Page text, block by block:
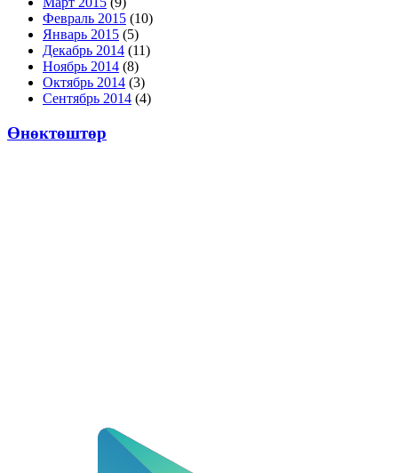
Февраль 2015 (10)
Январь 2015 (5)
Декабрь 2014 (11)
Ноябрь 2014 (8)
Октябрь 2014 (3)
Сентябрь 2014 (4)
Өнөктөштөр